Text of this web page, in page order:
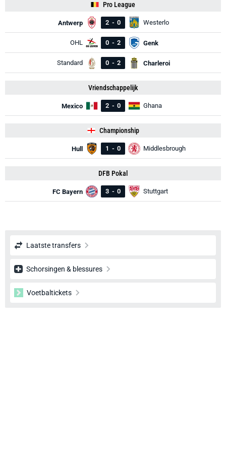
Pro League
Antwerp 2 - 0 Westerlo
OHL 0 - 2 Genk
Standard 0 - 2 Charleroi
Vriendschappelijk
Mexico 2 - 0 Ghana
Championship
Hull 1 - 0 Middlesbrough
DFB Pokal
FC Bayern 3 - 0 Stuttgart
Laatste transfers
Schorsingen & blessures
Voetbaltickets